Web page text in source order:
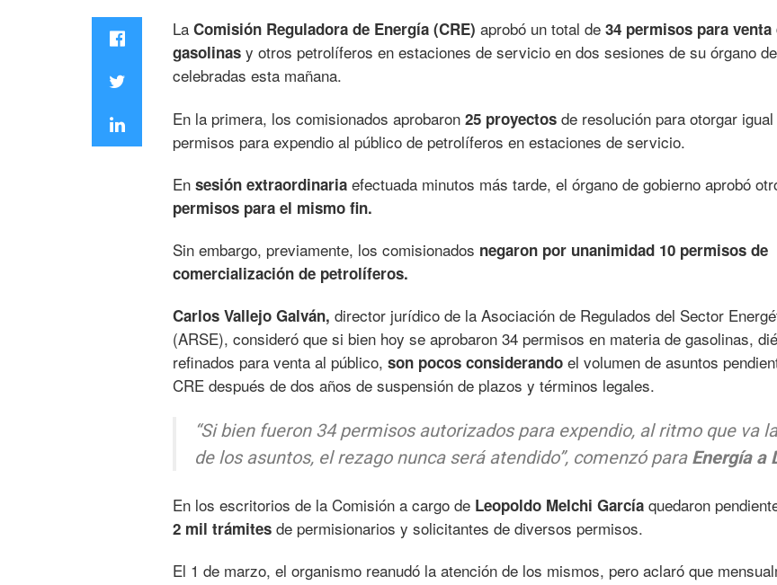
La Comisión Reguladora de Energía (CRE) aprobó un total de 34 permisos para venta
gasolinas y otros petrolíferos en estaciones de servicio en dos sesiones de su órgano
celebradas esta mañana.
En la primera, los comisionados aprobaron 25 proyectos de resolución para otorgar
permisos para expendio al público de petrolíferos en estaciones de servicio.
En sesión extraordinaria efectuada minutos más tarde, el órgano de gobierno aprobó
permisos para el mismo fin.
Sin embargo, previamente, los comisionados negaron por unanimidad 10 permisos de
comercialización de petrolíferos.
Carlos Vallejo Galván, director jurídico de la Asociación de Regulados del Sector
(ARSE), consideró que si bien hoy se aprobaron 34 permisos en materia de gasolinas,
refinados para venta al público, son pocos considerando el volumen de asuntos
CRE después de dos años de suspensión de plazos y términos legales.
“Si bien fueron 34 permisos autorizados para expendio, al ritmo que va
de los asuntos, el rezago nunca será atendido”, comenzó para Energía a
En los escritorios de la Comisión a cargo de Leopoldo Melchi García quedaron
2 mil trámites de permisionarios y solicitantes de diversos permisos.
El 1 de marzo, el organismo reanudó la atención de los mismos, pero aclaró que